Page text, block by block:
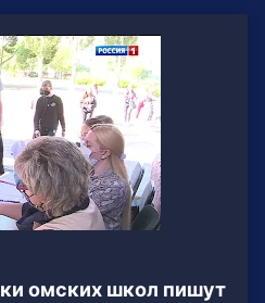
омских школ пишут